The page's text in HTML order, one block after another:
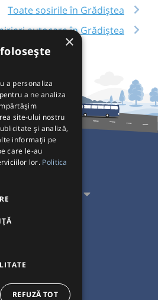
Toate sosirile în Grădiștea
autocare în Grădiștea
Călători
plăți cu
×
a personaliza
a ne analiza
site-ului nostru
și analiză,
informații pe
care le-au
lor. Politica
REFUZĂ TOT